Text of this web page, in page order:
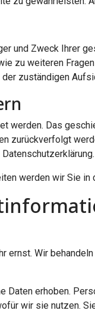
und Zweck Ihrer
zu weiteren
zuständigen
Das
zurückverfolgt
werden wir Sie
Wir
erhoben.
wir sie nutzen.